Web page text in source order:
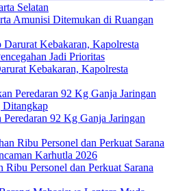
Amunisi Ditemukan di Ruangan
Kebakaran, Kapolresta
92 Kg Ganja Jaringan
Ribu Personel dan Perkuat Sarana